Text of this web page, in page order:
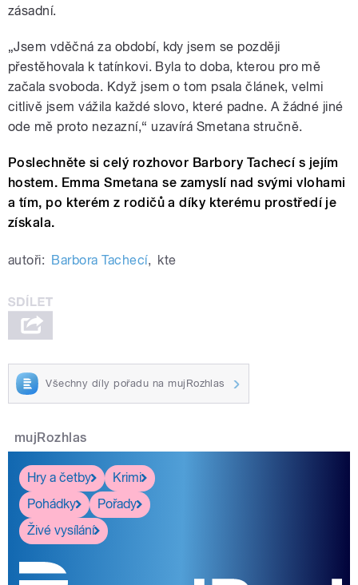
zásadní.
„Jsem vděčná za období, kdy jsem se později
přestěhovala k tatínkovi. Byla to doba, kterou pro mě
začala svoboda. Když jsem o tom psala článek, velmi
citlivě jsem vážila každé slovo, které padne. A žádné jiné
ode mě proto nezazní,“ uzavírá Smetana stručně.
Poslechněte si celý rozhovor Barbory Tachecí s jejím
hostem. Emma Smetana se zamyslí nad svými vlohami
a tím, po kterém z rodičů a díky kterému prostředí je
získala.
autoři: Barbora Tachecí, kte
Všechny díly pořadu na mujRozhlas
mujRozhlas
Hry a četby
Krimi
Pohádky
Pořady
Živé vysílání